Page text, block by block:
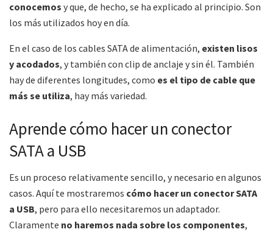
conocemos y que, de hecho, se ha explicado al principio. Son
los más utilizados hoy en día.
En el caso de los cables SATA de alimentación, existen lisos
y acodados, y también con clip de anclaje y sin él. También
hay de diferentes longitudes, como es el tipo de cable que
más se utiliza, hay más variedad.
Aprende cómo hacer un conector
SATA a USB
Es un proceso relativamente sencillo, y necesario en algunos
casos. Aquí te mostraremos cómo hacer un conector SATA
a USB, pero para ello necesitaremos un adaptador.
Claramente no haremos nada sobre los componentes,